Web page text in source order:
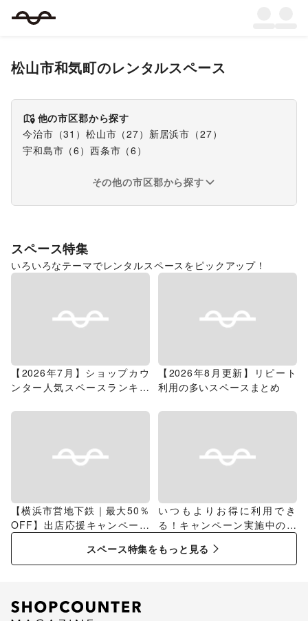
松山市和気町のレンタルスペース
他の市区郡から探す
今治市 （31 ） 松山市 （27） 新居浜市 （27）
宇和島市 （6 ） 西条市 （6 ）
その他の市区郡から探す
スペース特集
いろいろなテーマでレンタルスペースをピックアップ！
【2026年7月】ショップカウ
ンター人気スペースランキン
【2026年8月更新】リピート
利用の多いスペースまとめ
【横浜市営地下鉄｜最大50％
OFF】出店応援キャンペーン
特集
いつもよりお得に利用でき
る！キャンペーン実施中のス
スペース特集をもっと見る